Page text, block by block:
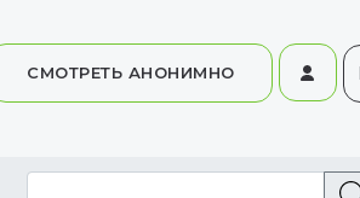
СМОТРЕТЬ АНОНИМНО